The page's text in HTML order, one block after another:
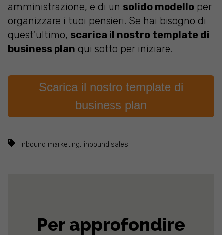
amministrazione, e di un solido modello per
organizzare i tuoi pensieri. Se hai bisogno di
quest'ultimo, scarica il nostro template di
business plan qui sotto per iniziare.
Scarica il nostro template di
business plan
inbound marketing, inbound sales
Per approfondire